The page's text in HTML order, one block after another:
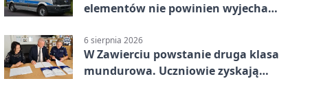
elementów nie powinien wyjechać
6 sierpnia 2026
W Zawierciu powstanie druga klasa
mundurowa. Uczniowie zyskają